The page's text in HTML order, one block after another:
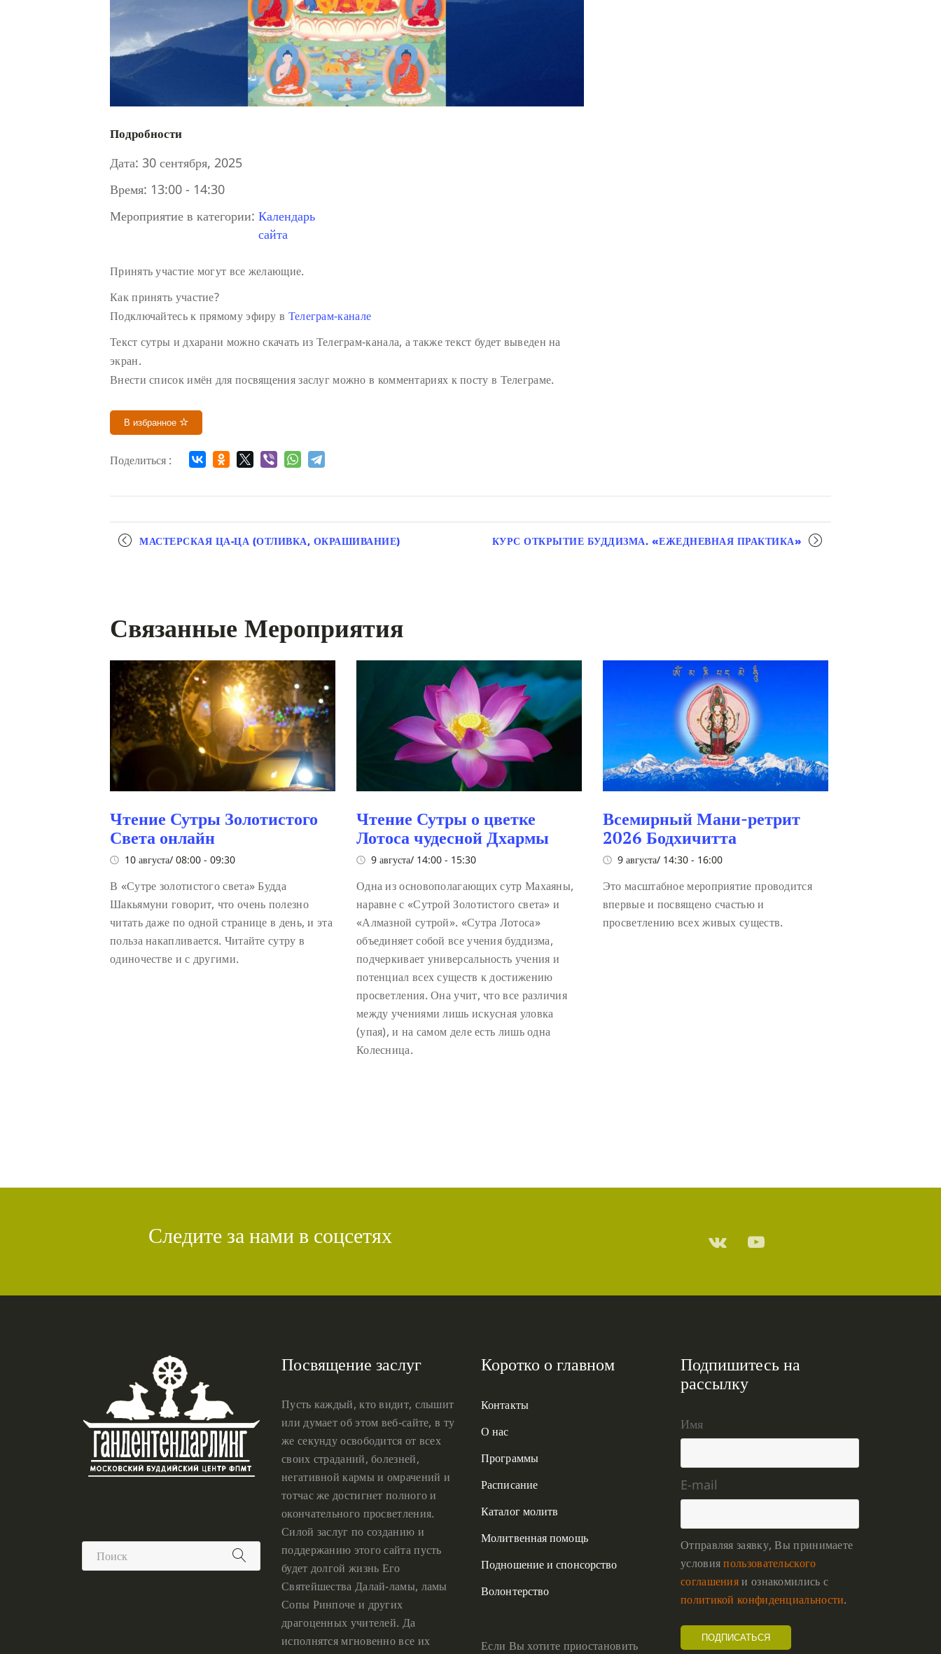
Подробности
Дата: 30 сентября, 2025
Время: 13:00 - 14:30
Мероприятие в категории: Календарь
сайта
Принять участие могут все желающие.
Как принять участие?
Подключайтесь к прямому эфиру в Телеграм-канале
Текст сутры и дхарани можно скачать из Телеграм-канала, а также текст будет выведен на
экран.
Внести список имён для посвящения заслуг можно в комментариях к посту в Телеграме.
В избранное
Поделиться :
Мероприятие
МАСТЕРСКАЯ ЦА-ЦА (ОТЛИВКА, ОКРАШИВАНИЕ) КУРС ОТКРЫТИЕ БУДДИЗМА. «ЕЖЕДНЕВНАЯ ПРАКТИКА»
Связанные Мероприятия
Чтение Сутры Золотистого
Света онлайн
10 августа/ 08:00 - 09:30
В «Сутре золотистого света» Будда
Шакьямуни говорит, что очень полезно
читать даже по одной странице в день, и эта
польза накапливается. Читайте сутру в
одиночестве и с другими.
Чтение Сутры о цветке
Лотоса чудесной Дхармы
9 августа/ 14:00- 15:30
Одна из основополагающих сутр Махаяны,
наравне с «Сутрой Золотистого света» и
«Алмазной сутрой». «Сутра Лотоса»
объединяет собой все учения буддизма,
подчеркивает универсальность учения и
потенциал всех существ к достижению
просветления. Она учит, что все различия
между учениями лишь искусная уловка
(упая), и на самом деле есть лишь одна
Колесница.
Всемирный Мани-ретрит
2026 Бодхичитта
9 августа/ 14:30- 16:00
Это масштабное мероприятие проводится
впервые и посвящено счастью и
просветлению всех живых существ.
Следите за нами в соцсетях
Посвящение заслуг
Пусть каждый, кто видит, слышит
или думает об этом веб-сайте, в ту
же секунду освободится от всех
своих страданий, болезней,
негативной кармы и омрачений и
тотчас же достигнет полного и
окончательного просветления.
Силой заслуг по созданию и
поддержанию этого сайта пусть
будет долгой жизнь Его
Святейшества Далай-ламы, ламы
Сопы Ринпоче и других
драгоценных учителей. Да
исполнятся мгновенно все их
Коротко о главном
Контакты
О нас
Программы
Расписание
Каталог молитв
Молитвенная помощь
Подношение и спонсорство
Волонтерство
Если Вы хотите приостановить
Подпишитесь на
рассылку
Имя
E-mail
Отправляя заявку, Вы принимаете
условияпользовательского
соглашенияи ознакомились с
политикой конфиденциальности.